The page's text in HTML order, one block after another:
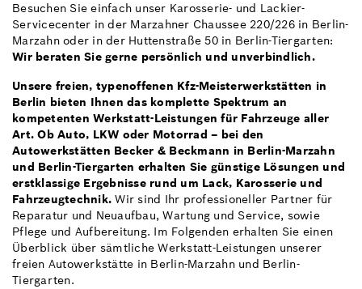
Besuchen Sie einfach unser Karosserie- und Lackier-
Servicecenter in der Marzahner Chaussee 220/226 in Berlin-
Marzahn oder in der Huttenstraße 50 in Berlin-Tiergarten:
Wir beraten Sie gerne persönlich und unverbindlich.
Unsere freien, typenoffenen Kfz-Meisterwerkstätten in
Berlin bieten Ihnen das komplette Spektrum an
kompetenten Werkstatt-Leistungen für Fahrzeuge aller
Art. Ob Auto, LKW oder Motorrad – bei den
Autowerkstätten Becker & Beckmann in Berlin-Marzahn
und Berlin-Tiergarten erhalten Sie günstige Lösungen und
erstklassige Ergebnisse rund um Lack, Karosserie und
Fahrzeugtechnik. Wir sind Ihr professioneller Partner für
Reparatur und Neuaufbau, Wartung und Service, sowie
Pflege und Aufbereitung. Im Folgenden erhalten Sie einen
Überblick über sämtliche Werkstatt-Leistungen unserer
freien Autowerkstätte in Berlin-Marzahn und Berlin-
Tiergarten.